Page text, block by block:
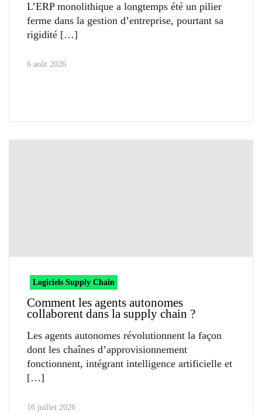
L’ERP monolithique a longtemps été un pilier
ferme dans la gestion d’entreprise, pourtant sa
rigidité
6 août 2026
Logiciels Supply Chain
Comment les agents autonomes
collaborent dans la supply chain ?
Les agents autonomes révolutionnent la façon
dont les chaînes d’approvisionnement
fonctionnent, intégrant intelligence artificielle et
16 juillet 2026